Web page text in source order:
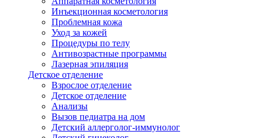
Инъекционная косметология
Проблемная кожа
Уход за кожей
Процедуры по телу
Антивозрастные программы
Лазерная эпиляция
Детское отделение
Взрослое отделение
Детское отделение
Анализы
Вызов педиатра на дом
Детский аллерголог-иммунолог